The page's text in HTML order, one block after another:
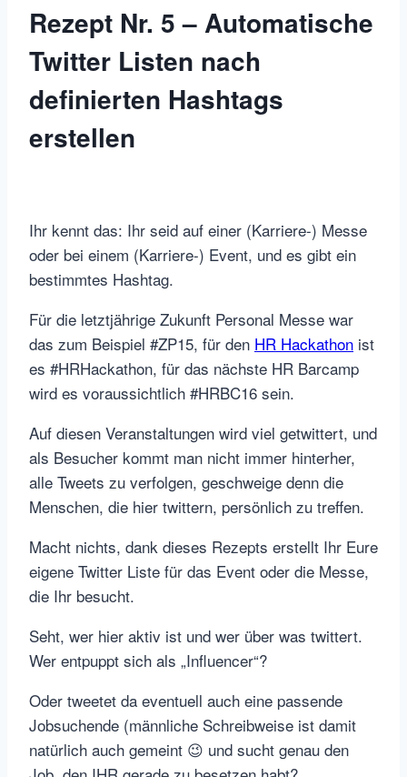
Rezept Nr. 5 – Automatische
Twitter Listen nach
definierten Hashtags
erstellen
Ihr kennt das: Ihr seid auf einer (Karriere-) Messe
oder bei einem (Karriere-) Event, und es gibt ein
bestimmtes Hashtag.
Für die letztjährige Zukunft Personal Messe war
das zum Beispiel #ZP15, für den HR Hackathon ist
es #HRHackathon, für das nächste HR Barcamp
wird es voraussichtlich #HRBC16 sein.
Auf diesen Veranstaltungen wird viel getwittert, und
als Besucher kommt man nicht immer hinterher,
alle Tweets zu verfolgen, geschweige denn die
Menschen, die hier twittern, persönlich zu treffen.
Macht nichts, dank dieses Rezepts erstellt Ihr Eure
eigene Twitter Liste für das Event oder die Messe,
die Ihr besucht.
Seht, wer hier aktiv ist und wer über was twittert.
Wer entpuppt sich als „Influencer“?
Oder tweetet da eventuell auch eine passende
Jobsuchende (männliche Schreibweise ist damit
natürlich auch gemeint 😉 und sucht genau den